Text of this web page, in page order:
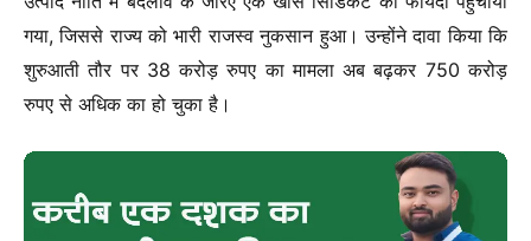
गया, जिससे राज्य को भारी राजस्व नुकसान हुआ। उन्होंने दावा किया कि
शुरुआती तौर पर 38 करोड़ रुपए का मामला अब बढ़कर 750 करोड़
रुपए से अधिक का हो चुका है।